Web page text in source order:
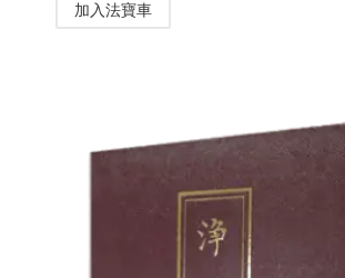
加入法寶車